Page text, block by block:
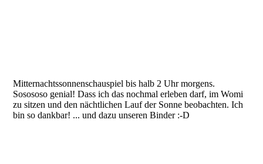
Mitternachtssonnenschauspiel bis halb 2 Uhr morgens.
Sosososo genial! Dass ich das nochmal erleben darf, im Womi
zu sitzen und den nächtlichen Lauf der Sonne beobachten. Ich
bin so dankbar! ... und dazu unseren Binder :-D